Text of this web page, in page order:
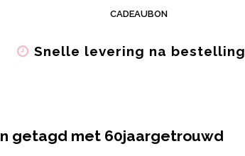
CADEAUBON
Snelle levering na bestelling
getagd met 60jaargetrouwd